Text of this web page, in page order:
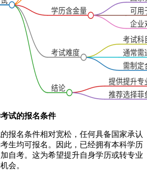
试的报名条件
报名条件相对宽松，任何具备国家承认
生均可报名。因此，已经拥有本科学历
自考。这为希望提升自身学历或转专业
会。